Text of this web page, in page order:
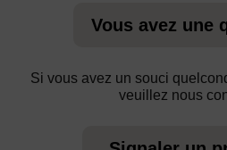
Vous avez une
Si vous avez un souci
veuillez nous